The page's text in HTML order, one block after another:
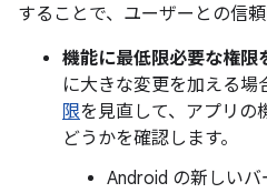
することで、ユーザーとの信頼
機能に最低限必要な権限
に大きな変更を加える場
限を見直して、アプリの
どうかを確認します。
Android の新しい